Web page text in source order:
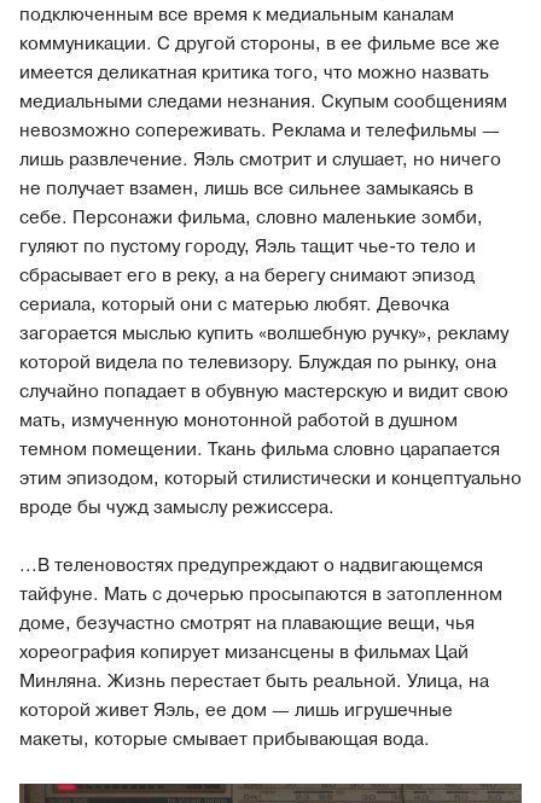
подключенным все время к медиальным каналам
коммуникации. С другой стороны, в ее фильме все же
имеется деликатная критика того, что можно назвать
медиальными следами незнания. Скупым сообщениям
невозможно сопереживать. Реклама и телефильмы —
лишь развлечение. Яэль смотрит и слушает, но ничего
не получает взамен, лишь все сильнее замыкаясь в
себе. Персонажи фильма, словно маленькие зомби,
гуляют по пустому городу, Яэль тащит чье-то тело и
сбрасывает его в реку, а на берегу снимают эпизод
сериала, который они с матерью любят. Девочка
загорается мыслью купить «волшебную ручку», рекламу
которой видела по телевизору. Блуждая по рынку, она
случайно попадает в обувную мастерскую и видит свою
мать, измученную монотонной работой в душном
темном помещении. Ткань фильма словно царапается
этим эпизодом, который стилистически и концептуально
вроде бы чужд замыслу режиссера.
...В теленовостях предупреждают о надвигающемся
тайфуне. Мать с дочерью просыпаются в затопленном
доме, безучастно смотрят на плавающие вещи, чья
хореография копирует мизансцены в фильмах Цай
Минляна. Жизнь перестает быть реальной. Улица, на
которой живет Яэль, ее дом — лишь игрушечные
макеты, которые смывает прибывающая вода.